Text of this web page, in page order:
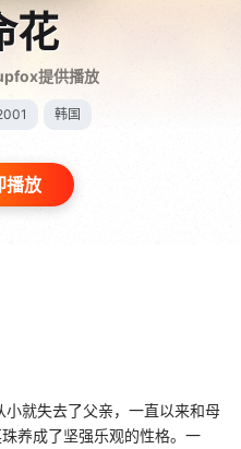
花
提供播放
韩国
播放
就失去了父亲，一直以来和母
养成了坚强乐观的性格。一